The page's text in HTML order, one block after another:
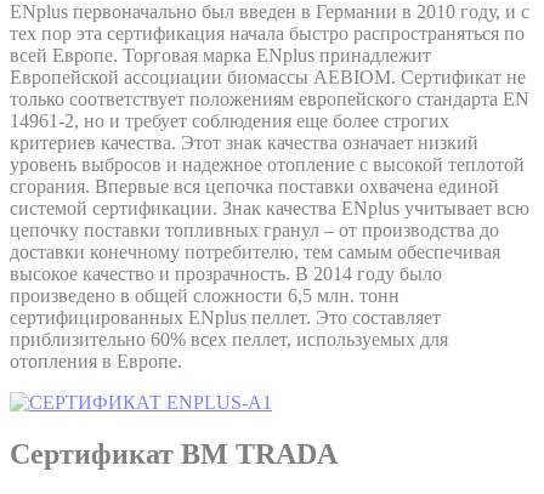
ENplus первоначально был введен в Германии в 2010 году, и с
тех пор эта сертификация начала быстро распространяться по
всей Европе. Торговая марка ENplus принадлежит
Европейской ассоциации биомассы AEBIOM. Сертификат не
только соответствует положениям европейского стандарта EN
14961-2, но и требует соблюдения еще более строгих
критериев качества. Этот знак качества означает низкий
уровень выбросов и надежное отопление с высокой теплотой
сгорания. Впервые вся цепочка поставки охвачена единой
системой сертификации. Знак качества ENplus учитывает всю
цепочку поставки топливных гранул – от производства до
доставки конечному потребителю, тем самым обеспечивая
высокое качество и прозрачность. В 2014 году было
произведено в общей сложности 6,5 млн. тонн
сертифицированных ENplus пеллет. Это составляет
приблизительно 60% всех пеллет, используемых для
отопления в Европе.
Сертификат BM TRADA